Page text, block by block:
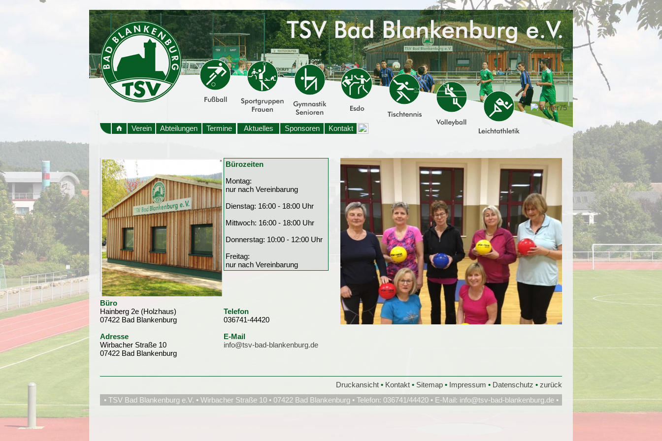
Verein Abteilungen Termine Aktuelles Sponsoren Kontakt
Bürozeiten
Montag:
nur nach Vereinbarung
Dienstag: 16:00 - 18:00 Uhr
Mittwoch: 16:00 - 18:00 Uhr
Donnerstag: 10:00 - 12:00 Uhr
Freitag:
nur nach Vereinbarung
Büro
Hainberg 2e (Holzhaus)
07422 Bad Blankenburg
Adresse
Wirbacher Straße 10
07422 Bad Blankenburg
Telefon
036741-44420
E-Mail
info@tsv-bad-blankenburg.de
Druckansicht • Kontakt • Sitemap • Impressum • Datenschutz • zurück
• TSV Bad Blankenburg e.V. • Wirbacher Straße 10 • 07422 Bad Blankenburg • Telefon: 036741/44420 • E-Mail: info@tsv-bad-blankenburg.de•